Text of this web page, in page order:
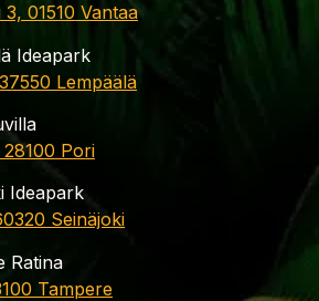
01510 Vantaa
Ideapark
Lempäälä
Pori
Ideapark
Seinäjoki
Ratina
Tampere